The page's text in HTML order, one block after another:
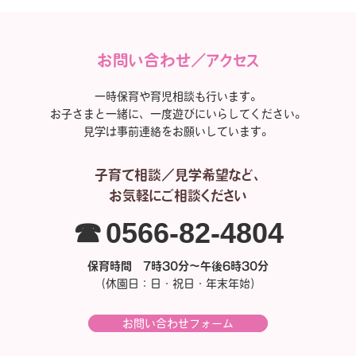
お問い合わせ／アクセス
一時保育や育児相談も行います。
お子さまと一緒に、一度遊びにいらしてください。
見学は事前連絡をお願いしています。
子育て相談／見学希望など、
お気軽にご相談ください
☎0566-82-4804
保育時間 7時30分～午後6時30分
（休園日：日・祝日・年末年始）
お問い合わせフォーム